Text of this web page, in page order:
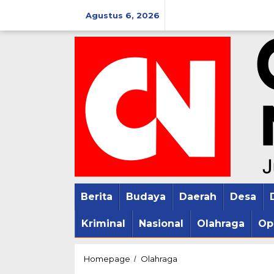
konten
Agustus 6, 2026
Berita Budaya Daerah Desa
Kriminal Nasional Olahraga
Homepage / Olahraga